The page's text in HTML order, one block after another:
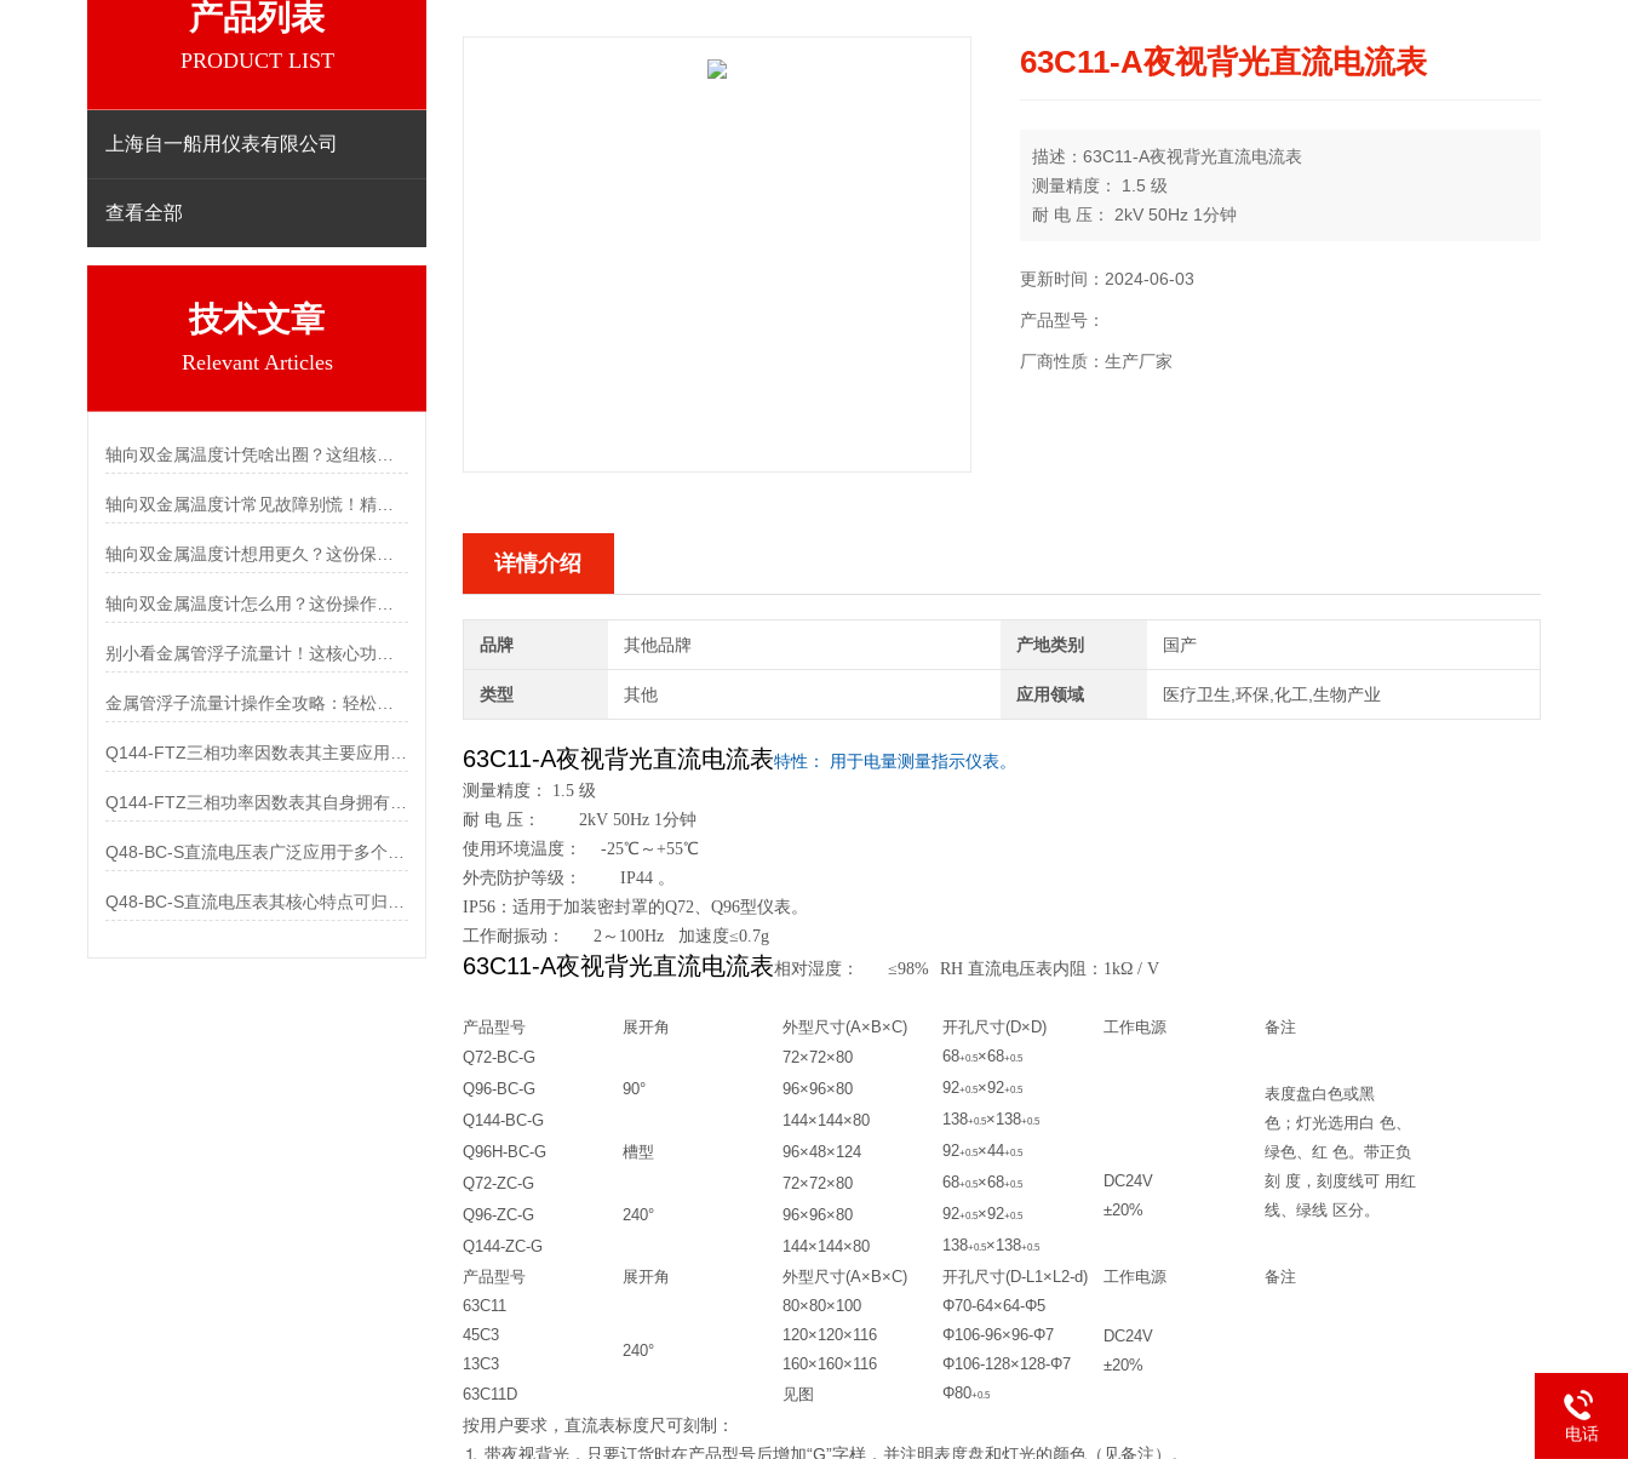
产品列表
PRODUCT LIST
上海自一船用仪表有限公司
查看全部
技术文章
Relevant Articles
轴向双金属温度计凭啥出圈？这组核心特点给出了答案
轴向双金属温度计常见故障别慌！精准定位，轻松搞定难题
轴向双金属温度计怎么用？这份操作指南，新手也能快速拿捏！
金属管浮子流量计操作全攻略：轻松拿捏，精准掌控每一步！
Q144-FTZ三相功率因数表其自身拥有怎样的功能呢？
63C11-A夜视背光直流电流表
描述：63C11-A夜视背光直流电流表
测量精度： 1.5 级
耐 电 压： 2kV 50Hz 1分钟
外壳防护等级： IP44 。
更新时间：2024-06-03
产品型号：
厂商性质：生产厂家
详情介绍
品牌 其他品牌 产地类别 国产
类型 其他 应用领域 医疗卫生,环保,化工,生物产业
63C11-A夜视背光直流电流表特性： 用于电量测量指示仪表。
测量精度： 1.5 级
耐 电 压： 2kV 50Hz 1分钟
使用环境温度： -25℃～+55℃
外壳防护等级： IP44 。
IP56：适用于加装密封罩的Q72、Q96型仪表。
工作耐振动： 2～100Hz 加速度≤0.7g
63C11-A夜视背光直流电流表相对湿度： ≤98% RH 直流电压表内阻：1kΩ / V
产品型号 展开角 外型尺寸(A×B×C) 开孔尺寸(D× D) 工作电源
备注
Q72-BC-G
90°
72×72×80 68+0.5×68+0.5
DC24V
±20%
表度盘白色或黑
色；灯光选用白 色、
绿色、红 色。带正负
刻 度，刻度线可 用红
线、绿线 区分。
Q96-BC-G 96×96×80 92+0.5×92+0.5
Q144-BC-G 144×144×80 138+0.5×138+0.5
Q96H-BC-G 槽型 96×48×124 92+0.5×44+0.5
Q72-ZC-G
240°
72×72×80 68+0.5×68+0.5
Q96-ZC-G 96×96×80 92+0.5×92+0.5
Q144-ZC-G 144×144×80 138+0.5×138+0.5
产品型号 展开角 外型尺寸(A×B×C) 开孔尺寸(D-L1× L2-d) 工作电源
备注
63C11
240°
80×80×100
Φ70-64×64-Φ5
DC24V
±20%
45C3 120×120×116
Φ106-96×96-Φ7
13C3
160×160×116
Φ106-128×128-Φ7
63C11D
见图 Φ80+0.5
按用户要求，直流表标度尺可刻制：
⒈ 带夜视背光，只要订货时在产品型号后增加“G”字样，并注明表度盘和灯光的颜色（见备注）。
电话